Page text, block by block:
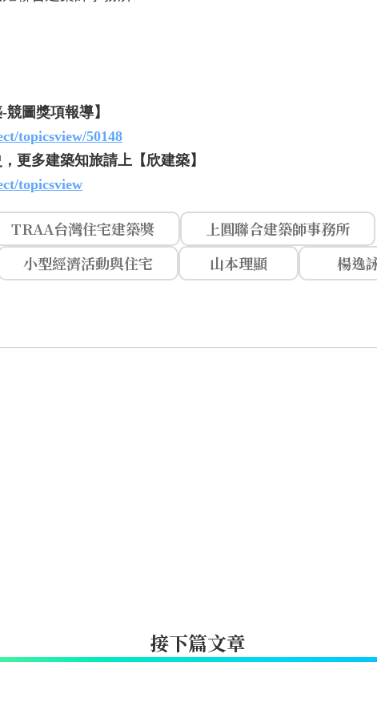
圖獎項報導】
topicsview/50148
更多建築知旅請上【欣建築】
topicsview
TRAA台灣住宅建築獎
上圓聯合建築師事務所
小型經濟活動與住宅 山本理顯
楊逸
接下篇文章